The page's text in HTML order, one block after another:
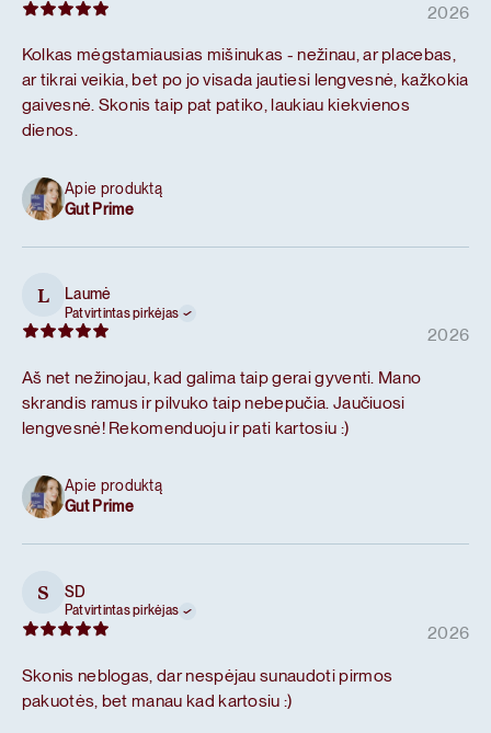
2026
Kolkas mėgstamiausias mišinukas - nežinau, ar placebas,
ar tikrai veikia, bet po jo visada jautiesi lengvesnė, kažkokia
gaivesnė. Skonis taip pat patiko, laukiau kiekvienos
dienos.
Apie produktą
Gut Prime
L Laumė
Patvirtintas pirkėjas
2026
Aš net nežinojau, kad galima taip gerai gyventi. Mano
skrandis ramus ir pilvuko taip nebepučia. Jaučiuosi
lengvesnė! Rekomenduoju ir pati kartosiu :)
Apie produktą
Gut Prime
S SD
Patvirtintas pirkėjas
2026
Skonis neblogas, dar nespėjau sunaudoti pirmos
pakuotės, bet manau kad kartosiu :)